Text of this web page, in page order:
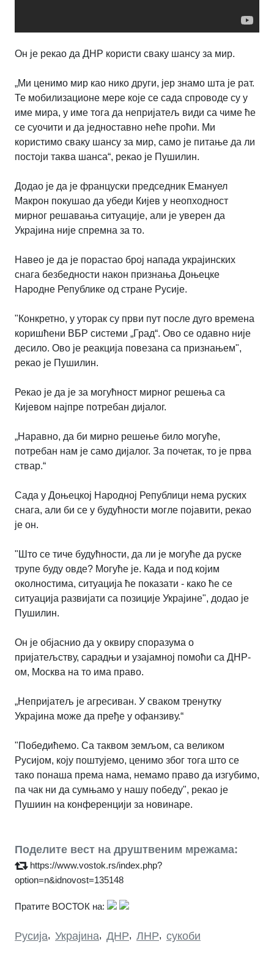
Он је рекао да ДНР користи сваку шансу за мир.
„Ми ценимо мир као нико други, јер знамо шта је рат.
Те мобилизационе мере које се сада спроводе су у
име мира, у име тога да непријатељ види са чиме ће
се суочити и да једноставно неће проћи. Ми
користимо сваку шансу за мир, само је питање да ли
постоји таква шанса“, рекао је Пушилин.
Додао је да је француски председник Емануел
Макрон покушао да убеди Кијев у неопходност
мирног решавања ситуације, али је уверен да
Украјина није спремна за то.
Навео је да је порастао број напада украјинских
снага безбедности након признања Доњецке
Народне Републике од стране Русије.
"Конкретно, у уторак су први пут после дуго времена
коришћени ВБР системи „Град“. Ово се одавно није
десило. Ово је реакција повезана са признањем",
рекао је Пушилин.
Рекао је да је за могућност мирног решења са
Кијевом најпре потребан дијалог.
„Наравно, да би мирно решење било могуће,
потребан нам је само дијалог. За почетак, то је прва
ствар.“
Сада у Доњецкој Народној Републици нема руских
снага, али би се у будућности могле појавити, рекао
је он.
"Што се тиче будућности, да ли је могуће да руске
трупе буду овде? Могуће је. Када и под којим
околностима, ситуација ће показати - како ће се
ситуација развијати са позиције Украјине", додао је
Пушилин.
Он је објаснио да у оквиру споразума о
пријатељству, сарадњи и узајамној помоћи са ДНР-
ом, Москва на то има право.
„Непријатељ је агресиван. У сваком тренутку
Украјина може да пређе у офанзиву.“
"Победићемо. Са таквом земљом, са великом
Русијом, коју поштујемо, ценимо због тога што се
тако понаша према нама, немамо право да изгубимо,
па чак ни да сумњамо у нашу победу", рекао је
Пушиин на конференцији за новинаре.
Поделите вест на друштвеним мрежама:
https://www.vostok.rs/index.php?
option=n&idnovost=135148
Пратите ВОСТОК на:
Русија, Украјина, ДНР, ЛНР, сукоби